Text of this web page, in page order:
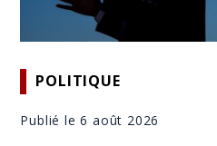
POLITIQUE
Publié le 6 août 2026